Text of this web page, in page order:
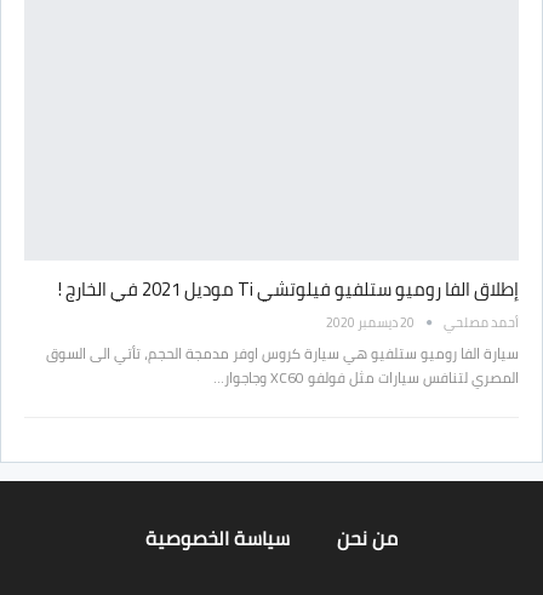
إطلاق الفا روميو ستلفيو فيلوتشي Ti موديل 2021 في الخارج !
أحمد مصلحي 20 ديسمبر 2020
سيارة الفا روميو ستلفيو هي سيارة كروس اوفر مدمجة الحجم، تأتي الى السوق
المصري لتنافس سيارات مثل فولفو XC60 وجاجوار…
من نحن سياسة الخصوصية